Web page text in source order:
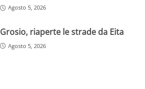
Agosto 5, 2026
Grosio, riaperte le strade da Eita
Agosto 5, 2026